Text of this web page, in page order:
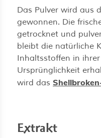
Das Pulver wird aus
gewonnen. Die
getrocknet und
bleibt die natürliche
Inhaltsstoffen in
Ursprünglichkeit
wird das
Extrakt